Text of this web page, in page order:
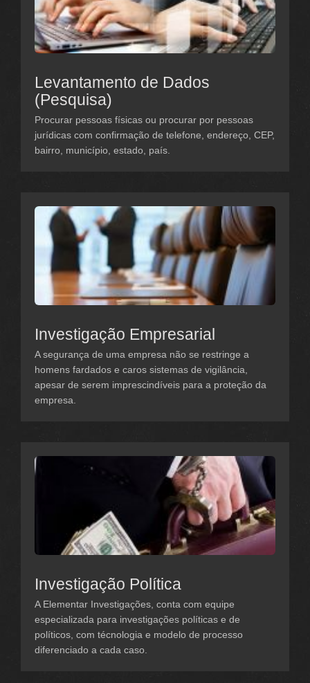
Levantamento de Dados
(Pesquisa)
Procurar pessoas físicas ou procurar por pessoas
jurídicas com confirmação de telefone, endereço, CEP,
bairro, município, estado, país.
Investigação Empresarial
A segurança de uma empresa não se restringe a
homens fardados e caros sistemas de vigilância,
apesar de serem imprescindíveis para a proteção da
empresa.
Investigação Política
A Elementar Investigações, conta com equipe
especializada para investigações políticas e de
políticos, com técnologia e modelo de processo
diferenciado a cada caso.